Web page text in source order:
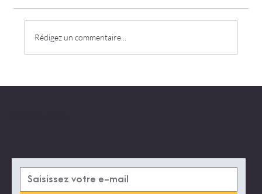
Rédigez un commentaire...